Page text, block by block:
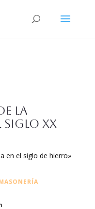
la
siglo XX
en el siglo de hierro»